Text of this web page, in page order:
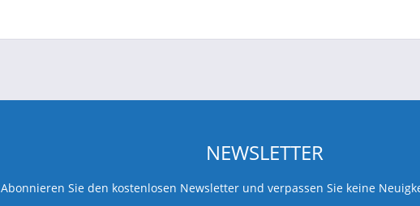
NEWSLETTER
Abonnieren Sie den kostenlosen Newsletter und verpassen Sie keine